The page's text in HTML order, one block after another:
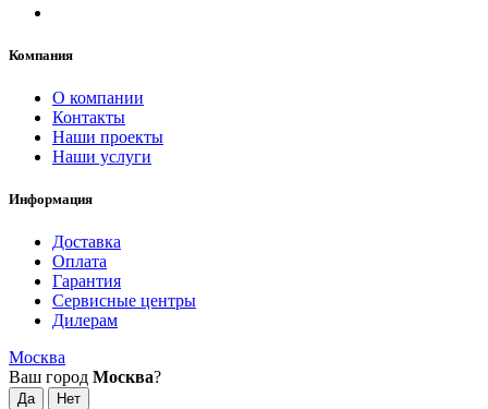
Компания
О компании
Контакты
Наши проекты
Наши услуги
Информация
Доставка
Оплата
Гарантия
Сервисные центры
Дилерам
Москва
Ваш город Москва?